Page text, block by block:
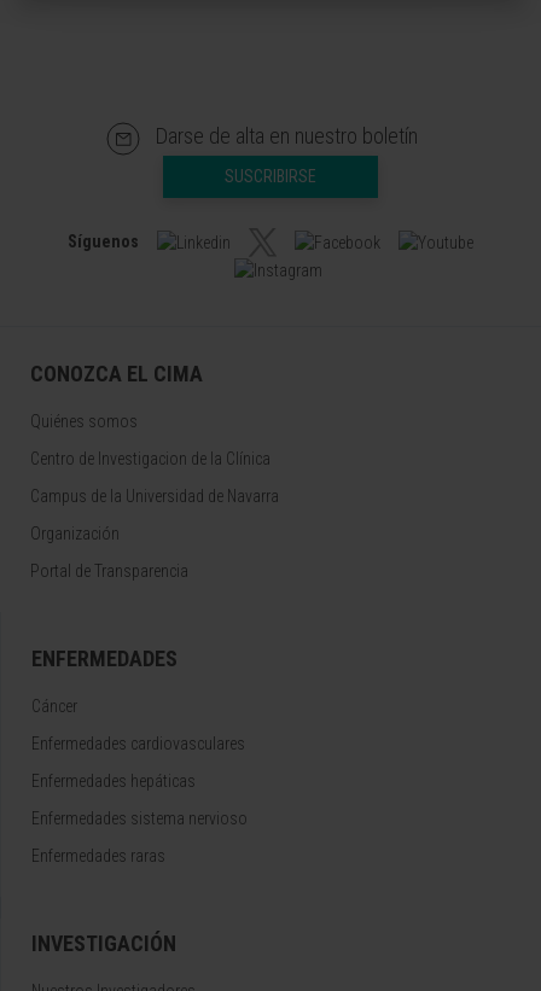
Darse de alta en nuestro boletín
SUSCRIBIRSE
Síguenos
CONOZCA EL CIMA
Quiénes somos
Centro de Investigacion de la Clínica
Campus de la Universidad de Navarra
Organización
Portal de Transparencia
ENFERMEDADES
Cáncer
Enfermedades cardiovasculares
Enfermedades hepáticas
Enfermedades sistema nervioso
Enfermedades raras
INVESTIGACIÓN